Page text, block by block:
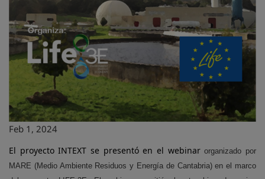
Feb 1, 2024
El proyecto INTEXT se presentó en el webinarorganizado por
MARE (Medio Ambiente Residuos y Energía de Cantabria) en el marco